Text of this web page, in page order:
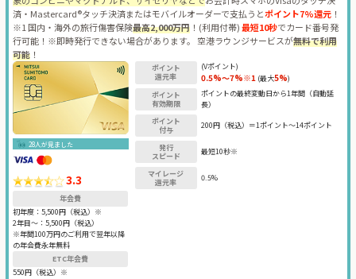
済・Mastercard®タッチ決済またはモバイルオーダーで支払うとポイント7%還元 ！
※1 国内・海外の旅行傷害保険最高2,000万円 ！(利用付帯)最短10秒でカード番号発
行可能！※即時発行できない場合があります。 空港ラウンジサービスが無料で利用
可能 ！
28人が見ました
3.3
年会費
初年度： 5,500円（税込）※
2年目〜： 5,500円（税込）
※年間100万円のご利用で翌年以降
の年会費永年無料
ETC年会費
550円（税込）※
ポイント
還元率
(Vポイント)
0.5%～7%※1(最大5%)
ポイント
有効期限
ポイントの最終変動日から1年間（自動延
長）
ポイント
付与
200円（税込）＝1ポイント～14ポイント
発行
スピード
最短10秒※
マイレージ
還元率
0.5%